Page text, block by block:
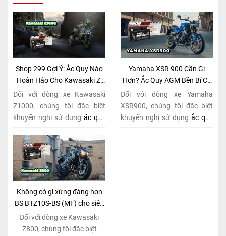
Shop 299 Gợi Ý: Ắc Quy Nào
Hoàn Hảo Cho Kawasaki Z-
Series Naked Bike?
Đối với dòng xe Kawasaki
Z1000, chúng tôi đặc biệt
khuyến nghị sử dụng ắc quy
không chỉ là một lựa chọn
thông thường, mà còn là giải
pháp hoàn hảo được thiết kế
dành riêng cho "chiến mã"
này. Với
công nghệ MF
(Maintenance Free)tiên tiến,
toàn không cần bảo dưỡng.
Yamaha XSR 900 Cần Gì
Hơn? Ắc Quy AGM Bền Bỉ Có
Tại Shop 299
Đối với dòng xe Yamaha
XSR900, chúng tôi đặc biệt
khuyến nghị sử dụng ắc quy
Không có gì xứng đáng hơn
BS BTZ10S-BS (MF) cho siêu
phẩm Kawasaki Z800!
Đối với dòng xe Kawasaki
Z800, chúng tôi đặc biệt